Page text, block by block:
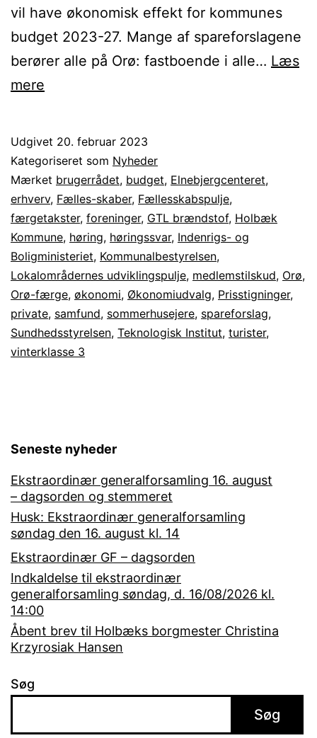
vil have økonomisk effekt for kommunes
budget 2023-27. Mange af spareforslagene
berører alle på Orø: fastboende i alle… Læs
mere
Holbæk
Kommunes
spareforslag
Udgivet 20. februar 2023
Kategoriseret som Nyheder
Mærket brugerrådet, budget, Elnebjergcenteret,
erhverv, Fælles-skaber, Fællesskabspulje,
færgetakster, foreninger, GTL brændstof, Holbæk
Kommune, høring, høringssvar, Indenrigs- og
Boligministeriet, Kommunalbestyrelsen,
Lokalområdernes udviklingspulje, medlemstilskud, Orø,
Orø-færge, økonomi, Økonomiudvalg, Prisstigninger,
private, samfund, sommerhusejere, spareforslag,
Sundhedsstyrelsen, Teknologisk Institut, turister,
vinterklasse 3
Seneste nyheder
Ekstraordinær generalforsamling 16. august
– dagsorden og stemmeret
Husk: Ekstraordinær generalforsamling
søndag den 16. august kl. 14
Ekstraordinær GF – dagsorden
Indkaldelse til ekstraordinær
generalforsamling søndag, d. 16/08/2026 kl.
14:00
Åbent brev til Holbæks borgmester Christina
Krzyrosiak Hansen
Søg
Søg